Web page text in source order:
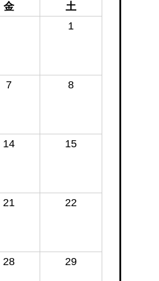
金
土
1
7 8
14 15
21 22
28 29